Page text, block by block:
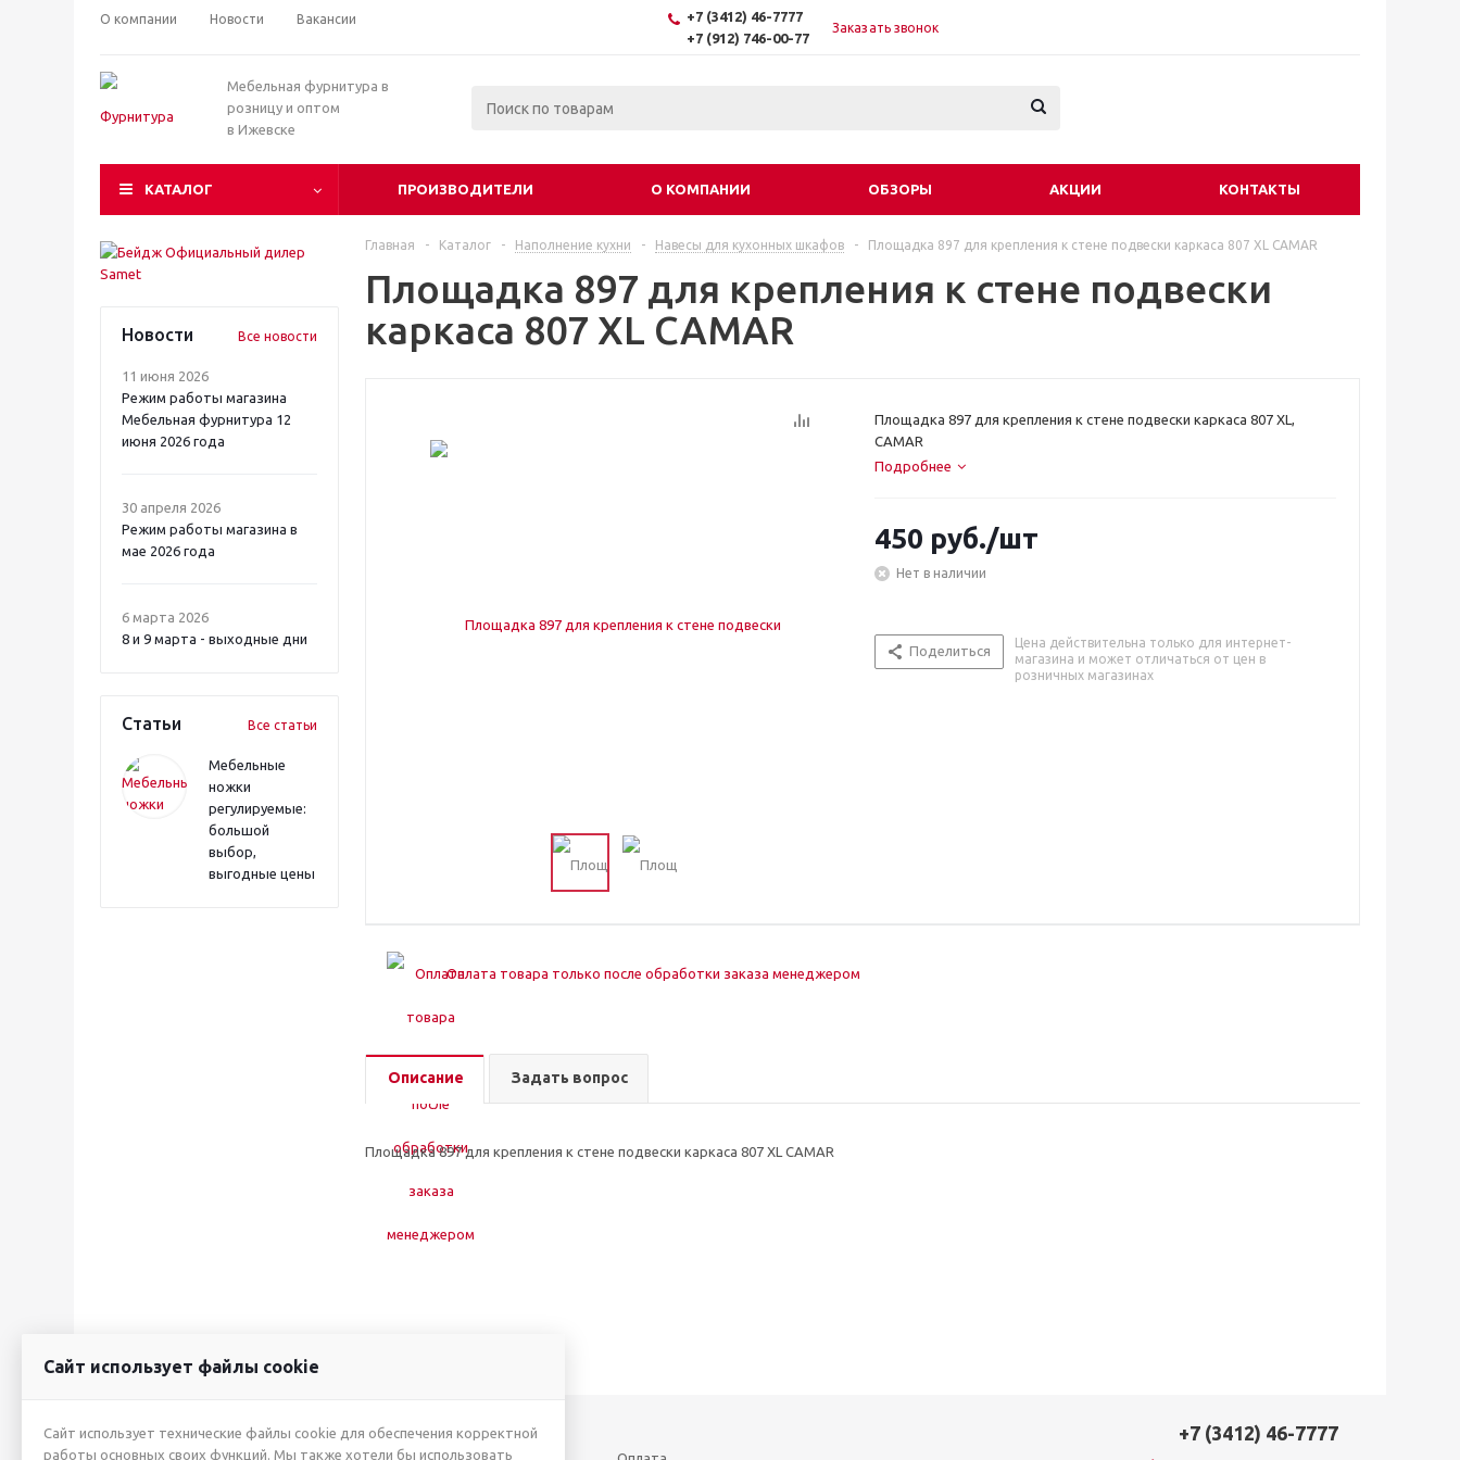
О компании Новости Вакансии
+7 (3412) 46-7777
+7 (912) 746-00-77
Заказать звонок
Мебельная фурнитура в
розницу и оптом
в Ижевске
КАТАЛОГ ПРОИЗВОДИТЕЛИ О КОМПАНИИ ОБЗОРЫ АКЦИИ КОНТАКТЫ
Новости Все новости
11 июня 2026
Режим работы магазина
Мебельная фурнитура 12
июня 2026 года
30 апреля 2026
Режим работы магазина в
мае 2026 года
6 марта 2026
8 и 9 марта - выходные дни
Статьи Все статьи
Мебельные
ножки
регулируемые:
большой
выбор,
выгодные цены
Главная - Каталог - Наполнение кухни - Навесы для кухонных шкафов - Площадка 897 для крепления к стене подвески каркаса 807 XL CAMAR
Площадка 897 для крепления к стене подвески
каркаса 807 XL CAMAR
Площадка 897 для крепления к стене подвески каркаса 807 XL,
CAMAR
Подробнее
450 руб./шт
Нет в наличии
Поделиться
Цена действительна только для интернет-
магазина и может отличаться от цен в
розничных магазинах
Оплата товара только после обработки заказа менеджером
Описание Задать вопрос
Площадка 897 для крепления к стене подвески каркаса 807 XL CAMAR
2026 © ИП Жуйкова А.Ю.
О КОМПАНИИ
+7 (3412) 46-7777
Сайт использует файлы cookie
Сайт использует технические файлы cookie для обеспечения корректной
работы основных своих функций. Мы также хотели бы использовать